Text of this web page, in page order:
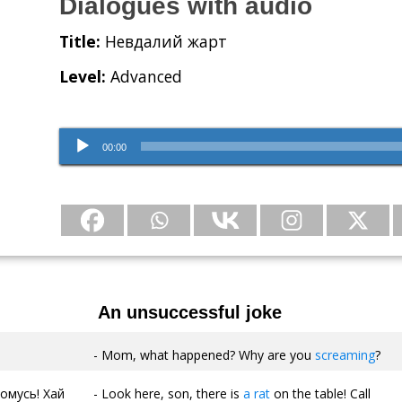
Title: Невдалий жарт
Level: Advanced
Audio
Player
00:00
An unsuccessful joke
Mom, what happened? Why are youscreaming?
Хай Look here, son, there isa rat on the table! Call